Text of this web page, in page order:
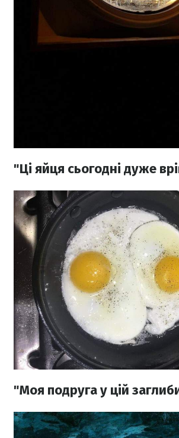
"Ці яйця сьогодні дуже
"Моя подруга у цій